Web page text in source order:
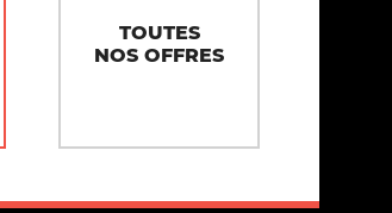
TOUTES
NOS OFFRES